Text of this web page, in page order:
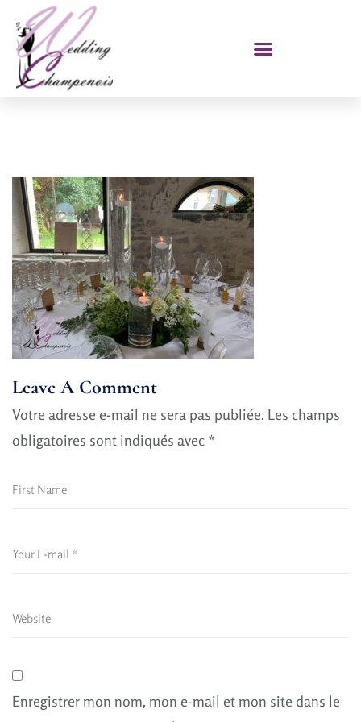
Leave A Comment
Votre adresse e-mail ne sera pas publiée. Les champs
obligatoires sont indiqués avec *
Enregistrer mon nom, mon e-mail et mon site dans le